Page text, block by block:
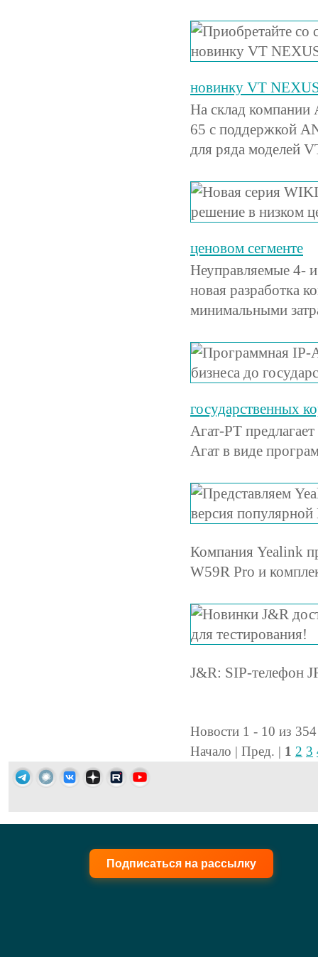
новинку VT
На склад компании
65 с поддержкой
для ряда моделей
ценовом сегменте
Неуправляемые 4-
новая разработка
минимальными
государственных
Агат-РТ
Агат в виде
Компания Yealink
W59R Pro и
J&R: SIP-телефон
Новости 1 - 10 из 354
Начало | Пред. | 1 2 3
Подписаться на рассылку